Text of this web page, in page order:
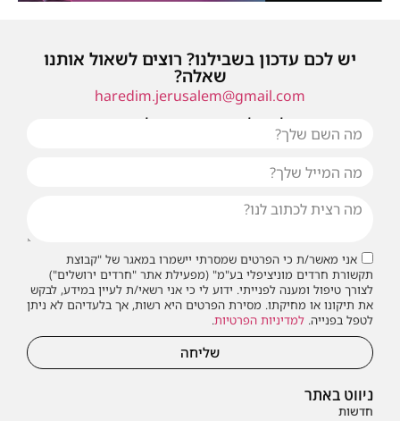
ניווט באתר
חדשות
יש לכם עדכון בשבילנו? רוצים לשאול אותנו
שאלה?
haredim.jerusalem@gmail.com
או שילחו אלינו פנייה ונחזור אליכם בהקדם
אני מאשר/ת כי הפרטים שמסרתי יישמרו במאגר של "קבוצת
תקשורת חרדים מוניציפלי בע"מ" (מפעילת אתר "חרדים ירושלים")
לצורך טיפול ומענה לפנייתי. ידוע לי כי אני רשאי/ת לעיין במידע, לבקש
את תיקונו או מחיקתו. מסירת הפרטים היא רשות, אך בלעדיהם לא ניתן
לטפל בפנייה. למדיניות הפרטיות.
שליחה